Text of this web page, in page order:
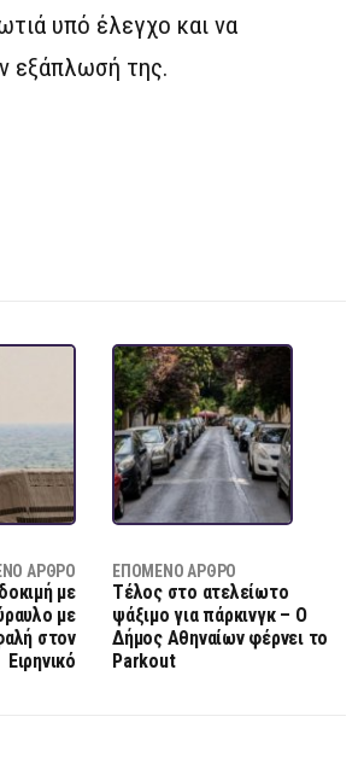
υπό έλεγχο και να
εξάπλωσή της.
ΆΡΘΡΟ
με
με
στον
Ειρηνικό
ΕΠΌΜΕΝΟ ΆΡΘΡΟ
Τέλος στο ατελείωτο
ψάξιμο για πάρκινγκ – Ο
Δήμος Αθηναίων φέρνει το
Parkout